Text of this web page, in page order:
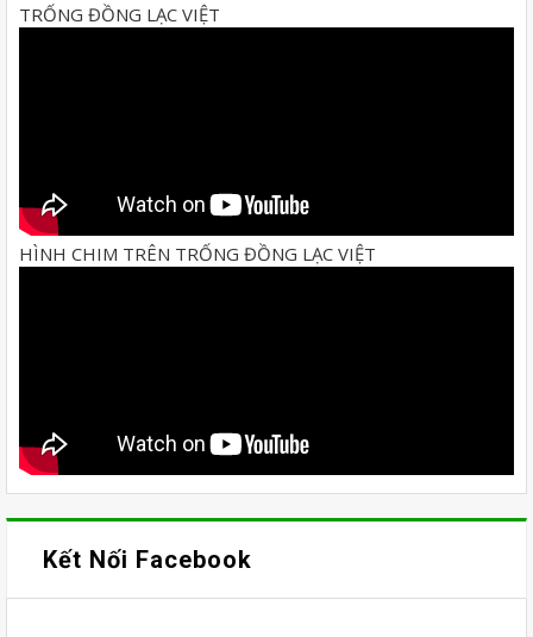
TRỐNG ĐỒNG LẠC VIỆT
HÌNH CHIM TRÊN TRỐNG ĐỒNG LẠC VIỆT
Kết Nối Facebook